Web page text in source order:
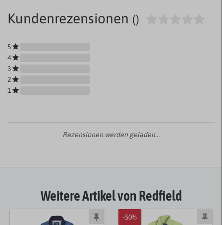
Kundenrezensionen ()
5
4
3
2
1
Rezensionen werden geladen...
Weitere Artikel von Redfield
-50%